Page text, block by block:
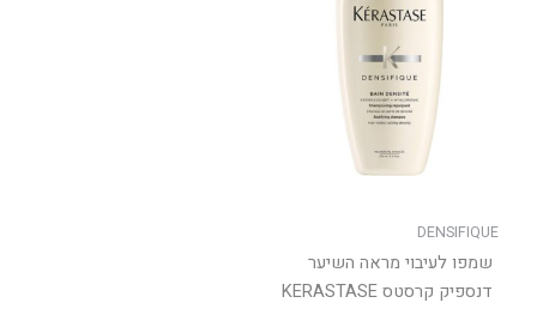
DENSIFIQUE
שמפו לעיבוי מראה השיער
דנספיק קרסטס KERASTASE